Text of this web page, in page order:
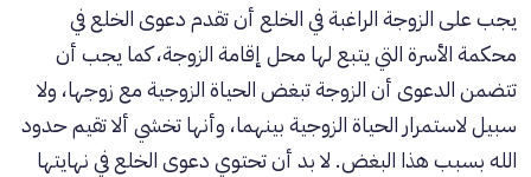
يجب على الزوجة الراغبة في الخلع أن تقدم دعوى الخلع في
محكمة الأسرة التي يتبع لها محل إقامة الزوجة، كما يجب أن
تتضمن الدعوى أن الزوجة تبغض الحياة الزوجية مع زوجها، ولا
سبيل لاستمرار الحياة الزوجية بينهما، وأنها تخشي ألا تقيم حدود
الله بسبب هذا البغض. لا بد أن تحتوي دعوى الخلع في نهايتها